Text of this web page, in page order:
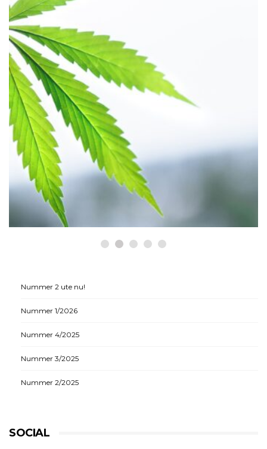
HÄLSA
Historiska beslut som gynnar
medicinsk cannabis
Nummer 2 ute nu!
Nummer 1/2026
Nummer 4/2025
Nummer 3/2025
Nummer 2/2025
SOCIAL